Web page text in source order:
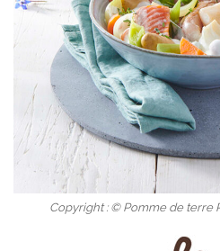
Copyright : © Pomme de terre